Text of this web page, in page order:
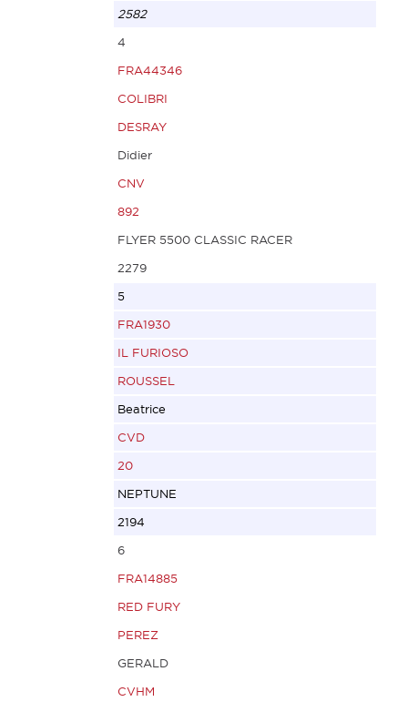
2582
4
FRA44346
COLIBRI
DESRAY
Didier
CNV
892
FLYER 5500 CLASSIC RACER
2279
5
FRA1930
IL FURIOSO
ROUSSEL
Beatrice
CVD
20
NEPTUNE
2194
6
FRA14885
RED FURY
PEREZ
GERALD
CVHM